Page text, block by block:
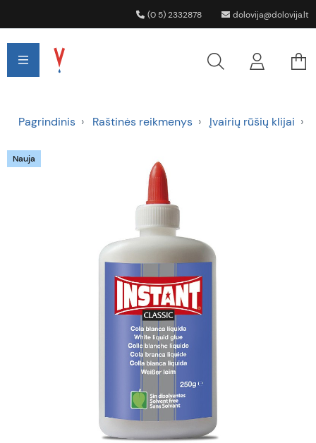
(0 5) 2332878 dolovija@dolovija.lt
Pagrindinis Raštinės reikmenys Įvairių rūšių klijai
Nauja